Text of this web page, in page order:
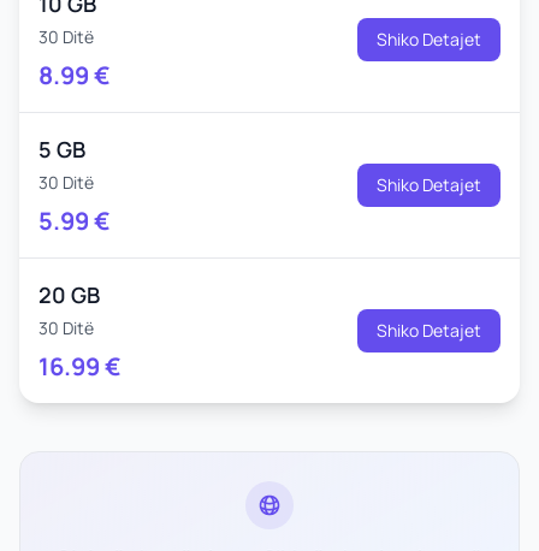
30 Ditë
8.99€
Shiko Detajet
5 GB
30 Ditë
5.99€
Shiko Detajet
20 GB
30 Ditë
16.99€
Shiko Detajet